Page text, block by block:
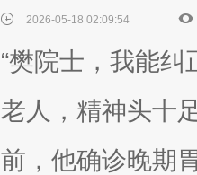
2026-05-18 02:09:54
“樊院士，我能
老人，精神头十
前，他确诊晚期